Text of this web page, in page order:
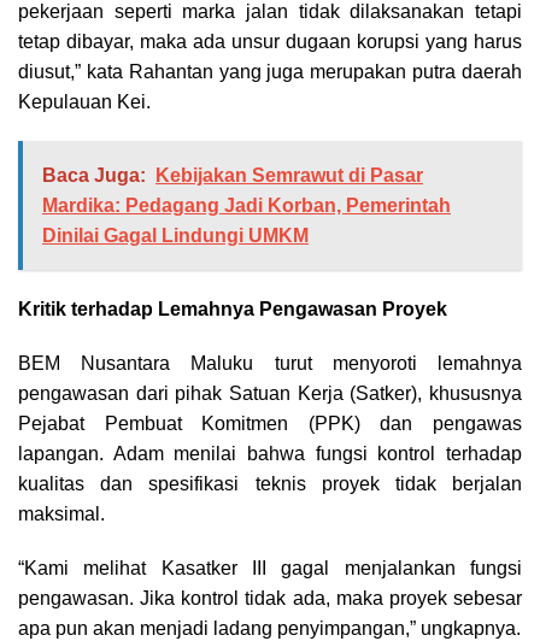
pekerjaan seperti marka jalan tidak dilaksanakan tetapi
tetap dibayar, maka ada unsur dugaan korupsi yang harus
diusut,” kata Rahantan yang juga merupakan putra daerah
Kepulauan Kei.
Baca Juga:
Kebijakan Semrawut di Pasar
Mardika: Pedagang Jadi Korban, Pemerintah
Dinilai Gagal Lindungi UMKM
Kritik terhadap Lemahnya Pengawasan Proyek
BEM Nusantara Maluku turut menyoroti lemahnya
pengawasan dari pihak Satuan Kerja (Satker), khususnya
Pejabat Pembuat Komitmen (PPK) dan pengawas
lapangan. Adam menilai bahwa fungsi kontrol terhadap
kualitas dan spesifikasi teknis proyek tidak berjalan
maksimal.
“Kami melihat Kasatker III gagal menjalankan fungsi
pengawasan. Jika kontrol tidak ada, maka proyek sebesar
apa pun akan menjadi ladang penyimpangan,” ungkapnya.